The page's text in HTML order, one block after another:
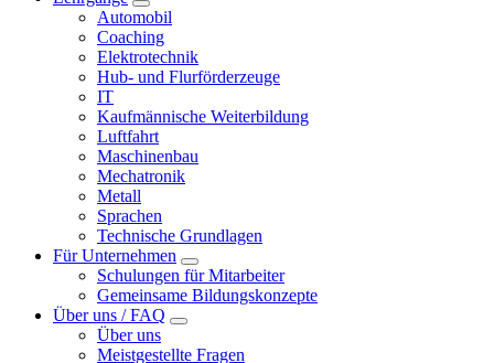
Automobil
Coaching
Elektrotechnik
Hub- und Flurförderzeuge
IT
Kaufmännische Weiterbildung
Luftfahrt
Maschinenbau
Mechatronik
Metall
Sprachen
Technische Grundlagen
Für Unternehmen
Schulungen für Mitarbeiter
Gemeinsame Bildungskonzepte
Über uns / FAQ
Über uns
Meistgestellte Fragen